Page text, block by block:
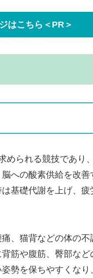
はこちら＜PR＞
められる競技であり
への酸素供給を改善
基礎代謝を上げ、
、猫背などの体の
筋や腹筋、臀部な
勢を保ちやすくな